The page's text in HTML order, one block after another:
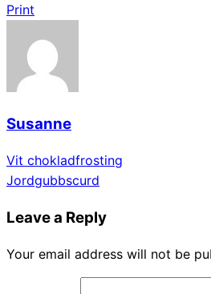
Print
Susanne
Vit chokladfrosting
Jordgubbscurd
Leave a Reply
Your email address will not be